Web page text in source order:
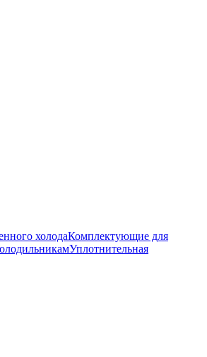
холодаКомплектующие для
Уплотнительная